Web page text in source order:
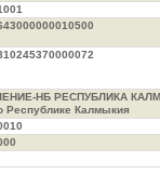
НБ РЕСПУБЛИКА
Республике Калмыкия